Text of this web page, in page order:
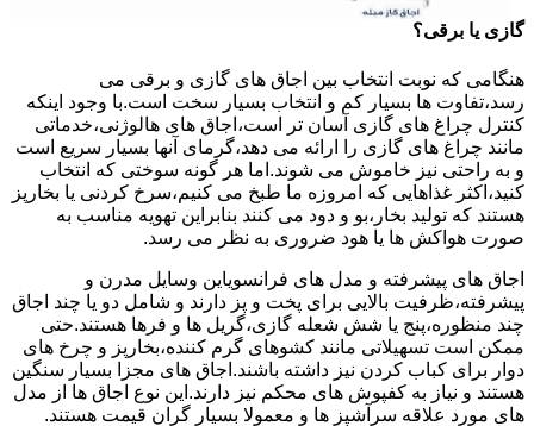
گازی یا برقی؟
هنگامی که نوبت انتخاب بین اجاق های گازی و برقی می
رسد،تفاوت ها بسیار کم و انتخاب بسیار سخت است.با وجود اینکه
کنترل چراغ های گازی آسان تر است،اجاق های هالوژنی،خدماتی
مانند چراغ های گازی را ارائه می دهد،گرمای آنها بسیار سریع است
و به راحتی نیز خاموش می شوند.اما هر گونه سوختی که انتخاب
کنید،اکثر غذاهایی که امروزه ما طبخ می کنیم،سرخ کردنی یا بخارپز
هستند که تولید بخار،بو و دود می کنند بنابراین تهویه مناسب به
صورت هواکش ها یا هود ضروری به نظر می رسد.
اجاق های پیشرفته و مدل های فرانسویاین وسایل مدرن و
پیشرفته،ظرفیت بالایی برای پخت و پز دارند و شامل دو یا چند اجاق
چند منظوره،پنج یا شش شعله گازی،گریل ها و فرها هستند.حتی
ممکن است تسهیلاتی مانند کشوهای گرم کننده،بخارپز و چرخ های
دوار برای کباب کردن نیز داشته باشند.اجاق های مجزا بسیار سنگین
هستند و نیاز به کفپوش های محکم نیز دارند.این نوع اجاق ها از مدل
های مورد علاقه سرآشپز ها و معمولا بسیار گران قیمت هستند.